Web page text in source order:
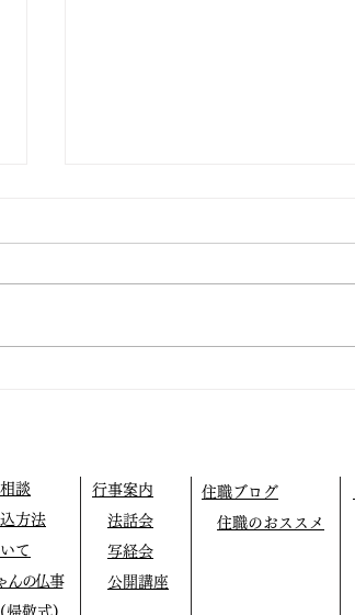
秋季彼岸法要講師依頼
談
方法
て
んの仏事
行事案内
法話会
写経会
公開講座
住職ブログ
住職のおススメ